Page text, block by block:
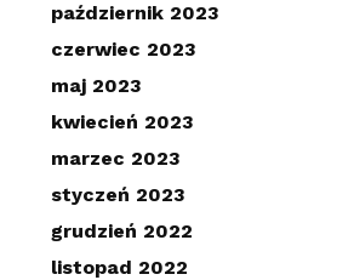
październik 2023
czerwiec 2023
maj 2023
kwiecień 2023
marzec 2023
styczeń 2023
grudzień 2022
listopad 2022